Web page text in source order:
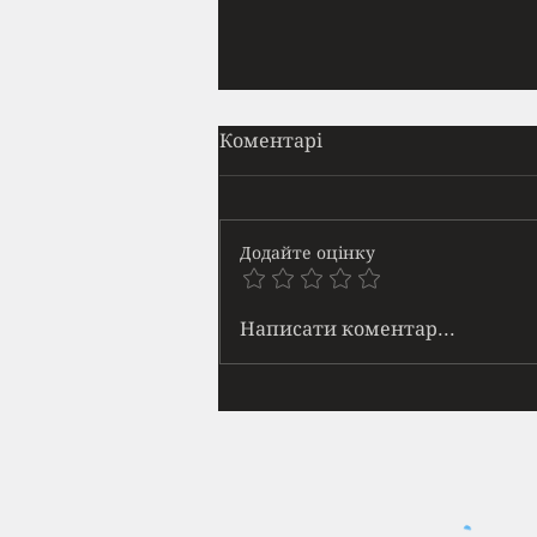
Прайм
Вона приходила щодня. Майже
звуками — спершу далеке
човгання кросівок по асфальту,
потім шурхіт трави, а тоді: тук-
Коментарі
Додайте оцінку
Написати коментар...